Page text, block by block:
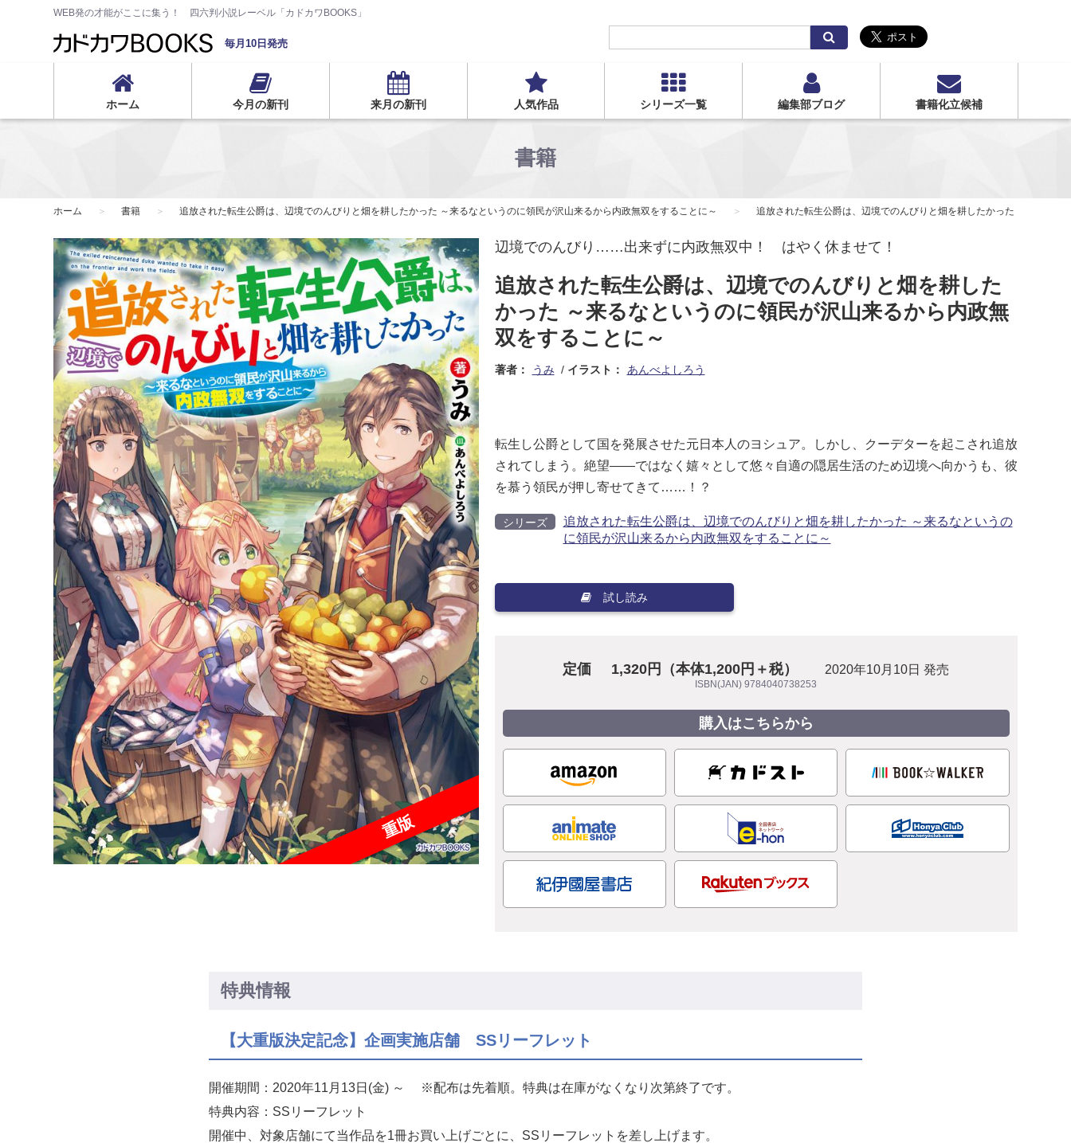
WEB発の才能がここに集う！ 四六判小説レーベル「カドカワBOOKS」
毎月10日発売
索
ホーム 今月の新刊 来月の新刊 人気作品 シリーズ一覧 編集部ブログ 書籍化立候補
書籍
ホーム 書籍 追放された転生公爵は、辺境でのんびりと畑を耕したかった ～来るなというのに領民が沢山来るから内政無双をすることに～ 追放された転生公爵は、辺境でのんびりと畑を耕したかった ～来るな
辺境でのんびり……出来ずに内政無双中！ はやく休ませて！
追放された転生公爵は、辺境でのんびりと畑を耕した
かった ～来るなというのに領民が沢山来るから内政無
双をすることに～
著者： うみ イラスト： あんべよしろう
重版
転生し公爵として国を発展させた元日本人のヨシュア。しかし、クーデターを起こされ追放
されてしまう。絶望――ではなく嬉々として悠々自適の隠居生活のため辺境へ向かうも、彼
を慕う領民が押し寄せてきて……！？
シリーズ
追放された転生公爵は、辺境でのんびりと畑を耕したかった ～来るなというの
に領民が沢山来るから内政無双をすることに～
試し読み
定価 1,320円（本体1,200円＋税） 2020年10月10日 発売
ISBN(JAN) 9784040738253
購入はこちらから
特典情報
【大重版決定記念】企画実施店舗 SSリーフレット
開催期間：2020年11月13日(金) ～ ※配布は先着順。特典は在庫がなくなり次第終了です。
特典内容：SSリーフレット
開催中、対象店舗にて当作品を1冊お買い上げごとに、SSリーフレットを差し上げます。